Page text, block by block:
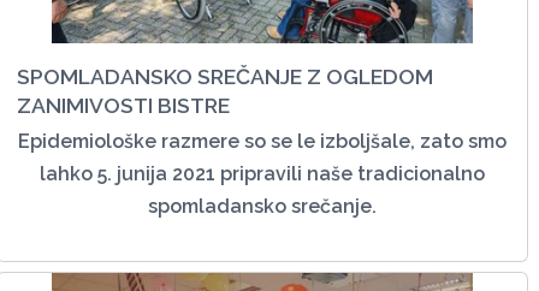
SPOMLADANSKO SREČANJE Z OGLEDOM
ZANIMIVOSTI BISTRE
Epidemiološke razmere so se le izboljšale, zato smo
lahko 5. junija 2021 pripravili naše tradicionalno
spomladansko srečanje.